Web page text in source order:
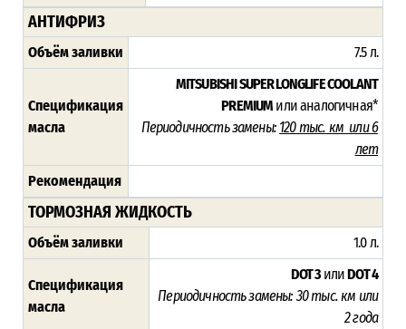
АНТИФРИЗ
Объём заливки 7.5 л.
Спецификация
масла
MITSUBISHI SUPER LONGLIFE COOLANT
PREMIUM или аналогичная*
Периодичность замены: 120 тыс. км или 6
лет
Рекомендация
ТОРМОЗНАЯ ЖИДКОСТЬ
Объём заливки 1.0 л.
Спецификация
масла
DOT 3 илиDOT 4
Периодичность замены:30 тыс. км или
2 года